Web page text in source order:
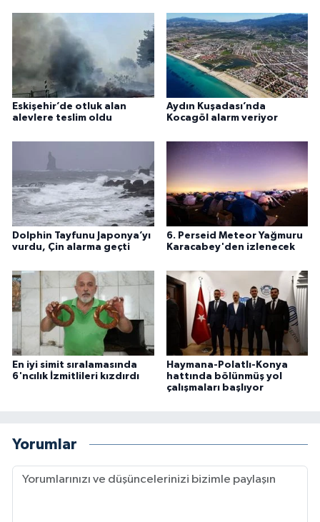
Eskişehir’de otluk alan
alevlere teslim oldu
Aydın Kuşadası’nda
Kocagöl alarm veriyor
Dolphin Tayfunu Japonya’yı
vurdu, Çin alarma geçti
6. Perseid Meteor Yağmuru
Karacabey'den izlenecek
En iyi simit sıralamasında
6'ncılık İzmitlileri kızdırdı
Haymana-Polatlı-Konya
hattında bölünmüş yol
çalışmaları başlıyor
Yorumlar